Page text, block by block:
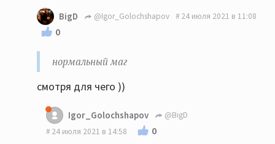
BigD @Igor_Golochshapov 24 июля 2021 в 11:08
0
нормальный маг
смотря для чего ))
Igor_Golochshapov
@BigD
24 июля 2021 в 14:58
0